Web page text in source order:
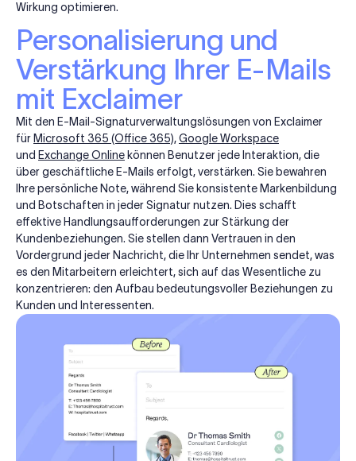
Wirkung optimieren.
Personalisierung und
Verstärkung Ihrer E-Mails
mit Exclaimer
Mit den E-Mail-Signaturverwaltungslösungen von Exclaimer
für Microsoft 365 (Office 365),Google Workspace
und Exchange Online können Benutzer jede Interaktion, die
über geschäftliche E-Mails erfolgt, verstärken. Sie bewahren
Ihre persönliche Note, während Sie konsistente Markenbildung
und Botschaften in jeder Signatur nutzen. Dies schafft
effektive Handlungsaufforderungen zur Stärkung der
Kundenbeziehungen. Sie stellen dann Vertrauen in den
Vordergrund jeder Nachricht, die Ihr Unternehmen sendet, was
es den Mitarbeitern erleichtert, sich auf das Wesentliche zu
konzentrieren: den Aufbau bedeutungsvoller Beziehungen zu
Kunden und Interessenten.